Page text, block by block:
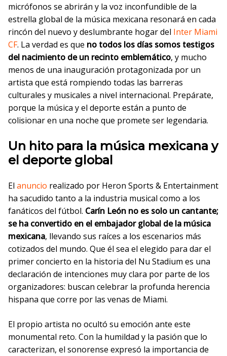
micrófonos se abrirán y la voz inconfundible de la
estrella global de la música mexicana resonará en cada
rincón del nuevo y deslumbrante hogar del Inter Miami
CF. La verdad es que no todos los días somos testigos
del nacimiento de un recinto emblemático, y mucho
menos de una inauguración protagonizada por un
artista que está rompiendo todas las barreras
culturales y musicales a nivel internacional. Prepárate,
porque la música y el deporte están a punto de
colisionar en una noche que promete ser legendaria.
Un hito para la música mexicana y
el deporte global
El anuncio realizado por Heron Sports & Entertainment
ha sacudido tanto a la industria musical como a los
fanáticos del fútbol. Carín León no es solo un cantante;
se ha convertido en el embajador global de la música
mexicana, llevando sus raíces a los escenarios más
cotizados del mundo. Que él sea el elegido para dar el
primer concierto en la historia del Nu Stadium es una
declaración de intenciones muy clara por parte de los
organizadores: buscan celebrar la profunda herencia
hispana que corre por las venas de Miami.
El propio artista no ocultó su emoción ante este
monumental reto. Con la humildad y la pasión que lo
caracterizan, el sonorense expresó la importancia de